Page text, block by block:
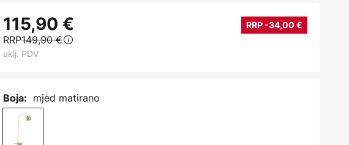
115,90 € RRP -34,00 €
RRP149,90 €
uklj. PDV
Boja: mjed matirano